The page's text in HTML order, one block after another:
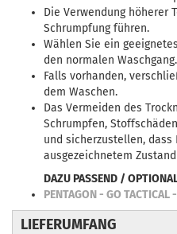
Die Verwendung höherer
Schrumpfung führen.
Wählen Sie ein
den normalen Waschgang.
Falls vorhanden,
dem Waschen.
Das Vermeiden des
Schrumpfen,
und sicherzustellen,
ausgezeichnetem
DAZU PASSEND /
PENTAGON - GO
LIEFERUMFANG